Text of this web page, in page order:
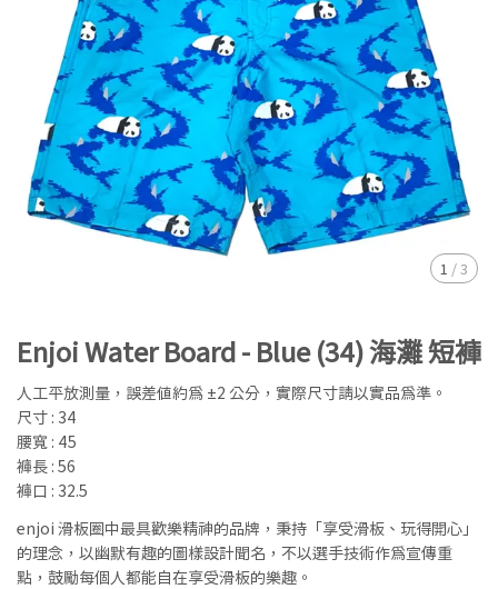
1 /3
Enjoi Water Board - Blue (34) 海灘 短褲
人工平放測量，誤差值約為 ±2 公分，實際尺寸請以實品為準。
尺寸 : 34
腰寬 : 45
褲長 : 56
褲口 : 32.5
enjoi 滑板圈中最具歡樂精神的品牌，秉持「享受滑板、玩得開心」
的理念，以幽默有趣的圖樣設計聞名，不以選手技術作為宣傳重
點，鼓勵每個人都能自在享受滑板的樂趣。